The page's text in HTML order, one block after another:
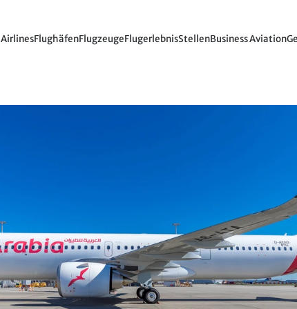
AirlinesFlughäfenFlugzeugeFlugerlebnisStellenBusiness Aviation